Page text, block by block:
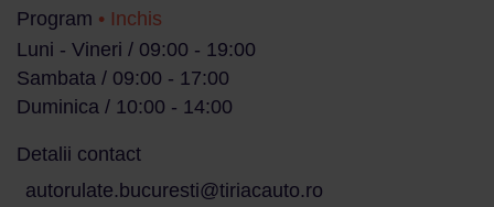
Program • Inchis
Luni - Vineri / 09:00 - 19:00
Sambata / 09:00 - 17:00
Duminica / 10:00 - 14:00
Detalii contact
autorulate.bucuresti@tiriacauto.ro